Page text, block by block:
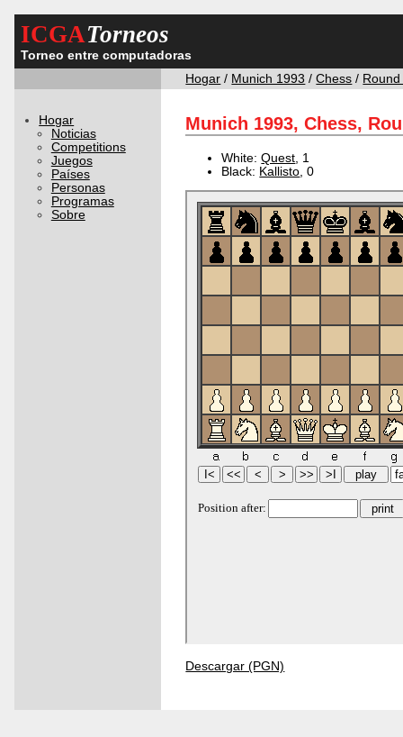
ICGATorneos
Torneo entre computadoras
Hogar / Munich 1993 /Chess / Round
Hogar
Noticias
Competitions
Juegos
Países
Personas
Programas
Sobre
Munich 1993, Chess,
White:Quest , 1
Black: Kallisto , 0
Descargar (PGN)